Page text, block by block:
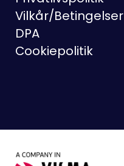
Vilkår/Betingelser
DPA
Cookiepolitik